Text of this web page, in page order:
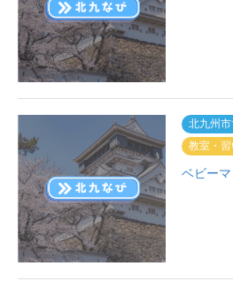
北九州
教室・
ベビー